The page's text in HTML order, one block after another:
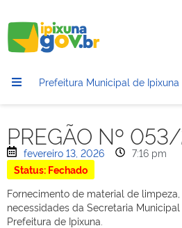
Prefeitura Municipal de Ipixuna
PREGÃO Nº
fevereiro 13, 2026
7:16 pm
Status: Fechado
Fornecimento de material de
necessidades da Secretaria
Prefeitura de Ipixuna.